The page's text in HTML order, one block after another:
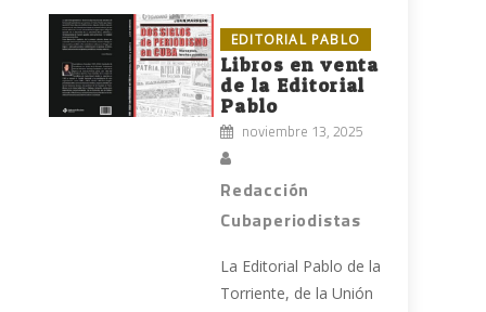
EDITORIAL PABLO
Libros en venta
de la Editorial
Pablo
noviembre 13, 2025
Redacción
Cubaperiodistas
La Editorial Pablo de la
Torriente, de la Unión